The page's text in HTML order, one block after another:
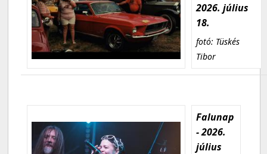
2026. július
18.
fotó: Tüskés
Tibor
Falunap
- 2026.
július